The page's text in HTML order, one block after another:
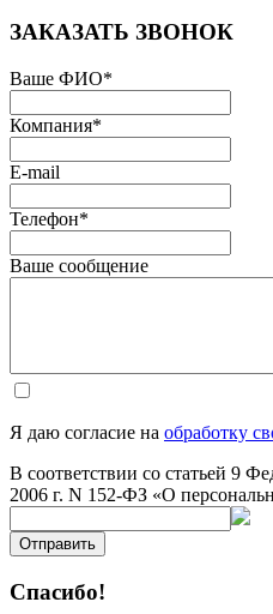
ЗАКАЗАТЬ ЗВОНОК
Ваше ФИО*
Компания*
E-mail
Телефон*
Ваше сообщение
Я даю согласие на обработку
В соответствии со статьей 9
2006 г. N 152-ФЗ «О
Отправить
Спасибо!